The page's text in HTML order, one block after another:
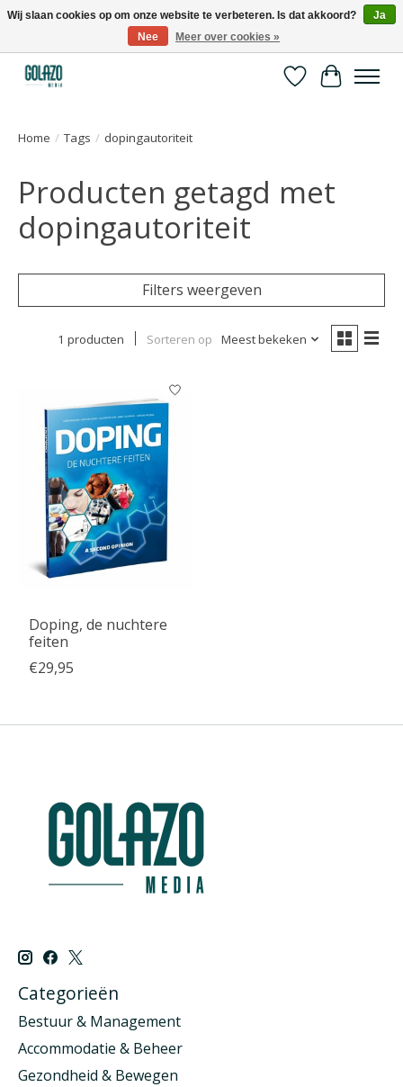
Kennispartner in sport, bewegen en gezondheid
Verlanglijst
Home / Tags / dopingautoriteit
Producten getagd met
dopingautoriteit
Filters weergeven
1 producten Sorteren op Meest bekeken
Doping, de nuchtere
feiten
€29,95
Categorieën
Bestuur & Management
Accommodatie & Beheer
Gezondheid & Bewegen
Wij slaan cookies op om onze website te verbeteren. Is dat akkoord?
Ja
Nee
Meer over cookies »